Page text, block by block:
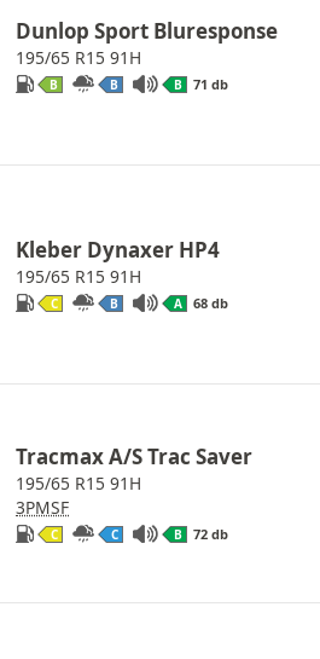
Dunlop Sport Bluresponse
195/65 R15 91H
B B B 71 db
Kleber Dynaxer HP4
195/65 R15 91H
C B A 68 db
Tracmax A/S Trac Saver
195/65 R15 91H
3PMSF
C C B 72 db